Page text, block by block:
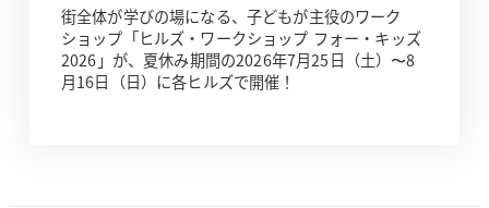
街全体が学びの場になる、子どもが主役のワーク
ショップ「ヒルズ・ワークショップ フォー・キッズ
2026」が、夏休み期間の2026年7月25日（土）〜8
月16日（日）に各ヒルズで開催！